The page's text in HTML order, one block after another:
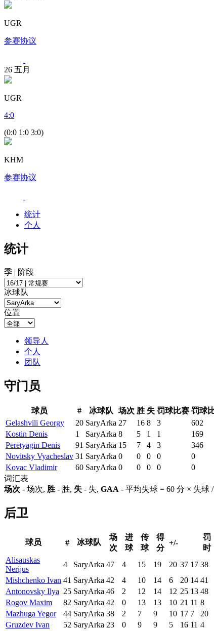
UGR
参赛协议
26 五月
UGR
4:0
(0:0 1:0 3:0)
KHM
参赛协议
统计
个人
统计
季 | 阶段
冰球队
位置
领导人
个人
团队
守门员
球员 # 冰球队 场次 胜 失 罚球比赛 罚球
Gelashvili Georgy
20 SaryArka 27 16 8 3 602
Kostin Denis
1 SaryArka 8 5 1 1 169
Peretyagin Denis
91 SaryArka 15 7 4 3 346
Novitsky Vyacheslav 31 SaryArka 0 0 0 0 0
Kovac Vladimir
60 SaryArka 0 0 0 0 0
词汇表
场次 - 场次, 胜 - 胜, 失 - 失, GAA - 平均失球 = 60 分 × 失球
后卫
球员 # 冰球队
场
次
进
球
传
球
得
分
+/-
罚
时
Alisauskas
Nerijus
4 SaryArka 47 4 15 19 20 37 17 38
Mishchenko Ivan 41 SaryArka 42 4 10 14 6 20 14 41
Antonovsky Ilya 25 SaryArka 46 2 12 14 12 25 13 48
Rogov Maxim
82 SaryArka 42 0 13 13 10 21 11 8
Mazhuga Yegor
44 SaryArka 38 2 7 9 10 17 7 20
Gruzdev Ivan
52 SaryArka 23 0 9 9 5 16 11 4